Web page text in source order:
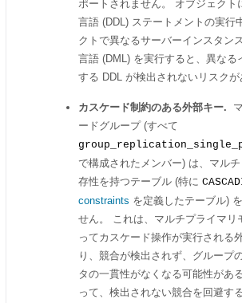
ポートされません。 オブジェクト
言語 (DDL) ステートメントの実行
クトで異なるサーバーインスタン
言語 (DML) を実行すると、異なる
する DDL が検出されないリスクが
カスケード制約のある外部キー.
ードグループ (すべて
で構成されたメンバー) は、マル
存性を持つテーブル (特に
constraints を定義したテーブル)
せん。 これは、マルチプライマリ
ってカスケード操作が実行される
り、競合が検出されず、グループ
タの一貫性がなくなる可能性があ
って、検出されない競合を回避す